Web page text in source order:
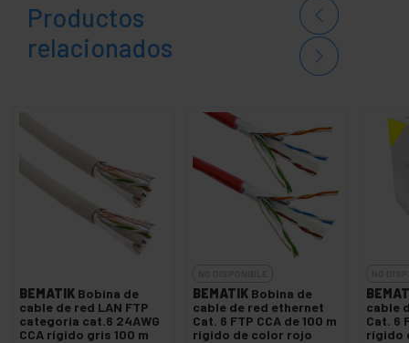
Productos
relacionados
BEMATIK Bobina de
cable de red LAN FTP
categoría cat.6 24AWG
CCA rígido gris 100 m
BEMATIK Bobina de
cable de red ethernet
Cat. 6 FTP CCA de 100 m
rígido de color rojo
cable
Cat. 6
rígido